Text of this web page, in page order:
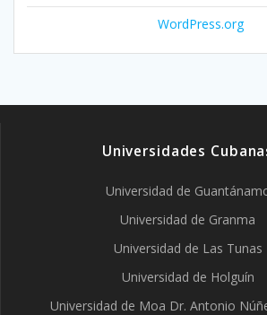
WordPress.org
Universidades
Universidad de
Universidad de Granma
Universidad de Las Tunas
Universidad de Holguín
Universidad de Moa Dr. Antonio